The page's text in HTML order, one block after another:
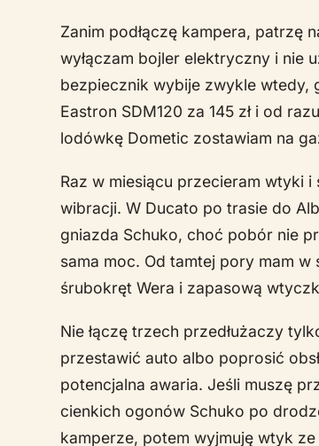
Zanim podłączę kampera, patrzę
wyłączam bojler elektryczny i nie
bezpiecznik wybije zwykle wtedy,
Eastron SDM120 za 145 zł i od
lodówkę Dometic zostawiam na
Raz w miesiącu przecieram wtyki
wibracji. W Ducato po trasie do
gniazda Schuko, choć pobór nie
sama moc. Od tamtej pory mam
śrubokręt Wera i zapasową
Nie łączę trzech przedłużaczy
przestawić auto albo poprosić
potencjalna awaria. Jeśli muszę
cienkich ogonów Schuko po
kamperze, potem wyjmuję wtyk